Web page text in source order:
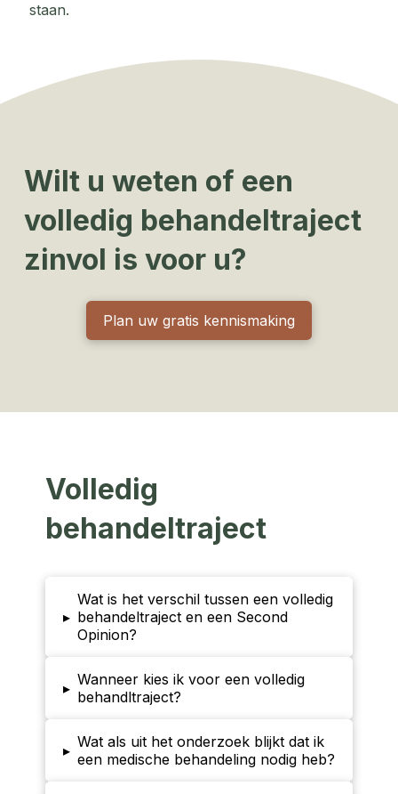
staan.
Wilt u weten of een
volledig behandeltraject
zinvol is voor u?
Plan uw gratis kennismaking
Volledig
behandeltraject
▸
Wat is het verschil tussen een volledig
behandeltraject en een Second
Opinion?
▸ Wanneer kies ik voor een volledig
behandltraject?
▸ Wat als uit het onderzoek blijkt dat ik
een medische behandeling nodig heb?